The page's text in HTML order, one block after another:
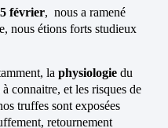
5 février, nous a ramené
nous étions forts studieux
la physiologiedu
connaitre, et les risques de
truffes sont exposées
retournement